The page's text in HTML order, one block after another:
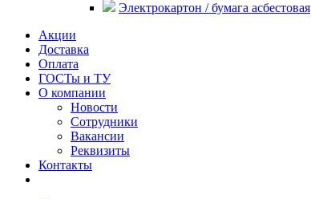
Электрокартон / бумага асбестовая
Акции
Доставка
Оплата
ГОСТы и ТУ
О компании
Новости
Сотрудники
Вакансии
Реквизиты
Контакты